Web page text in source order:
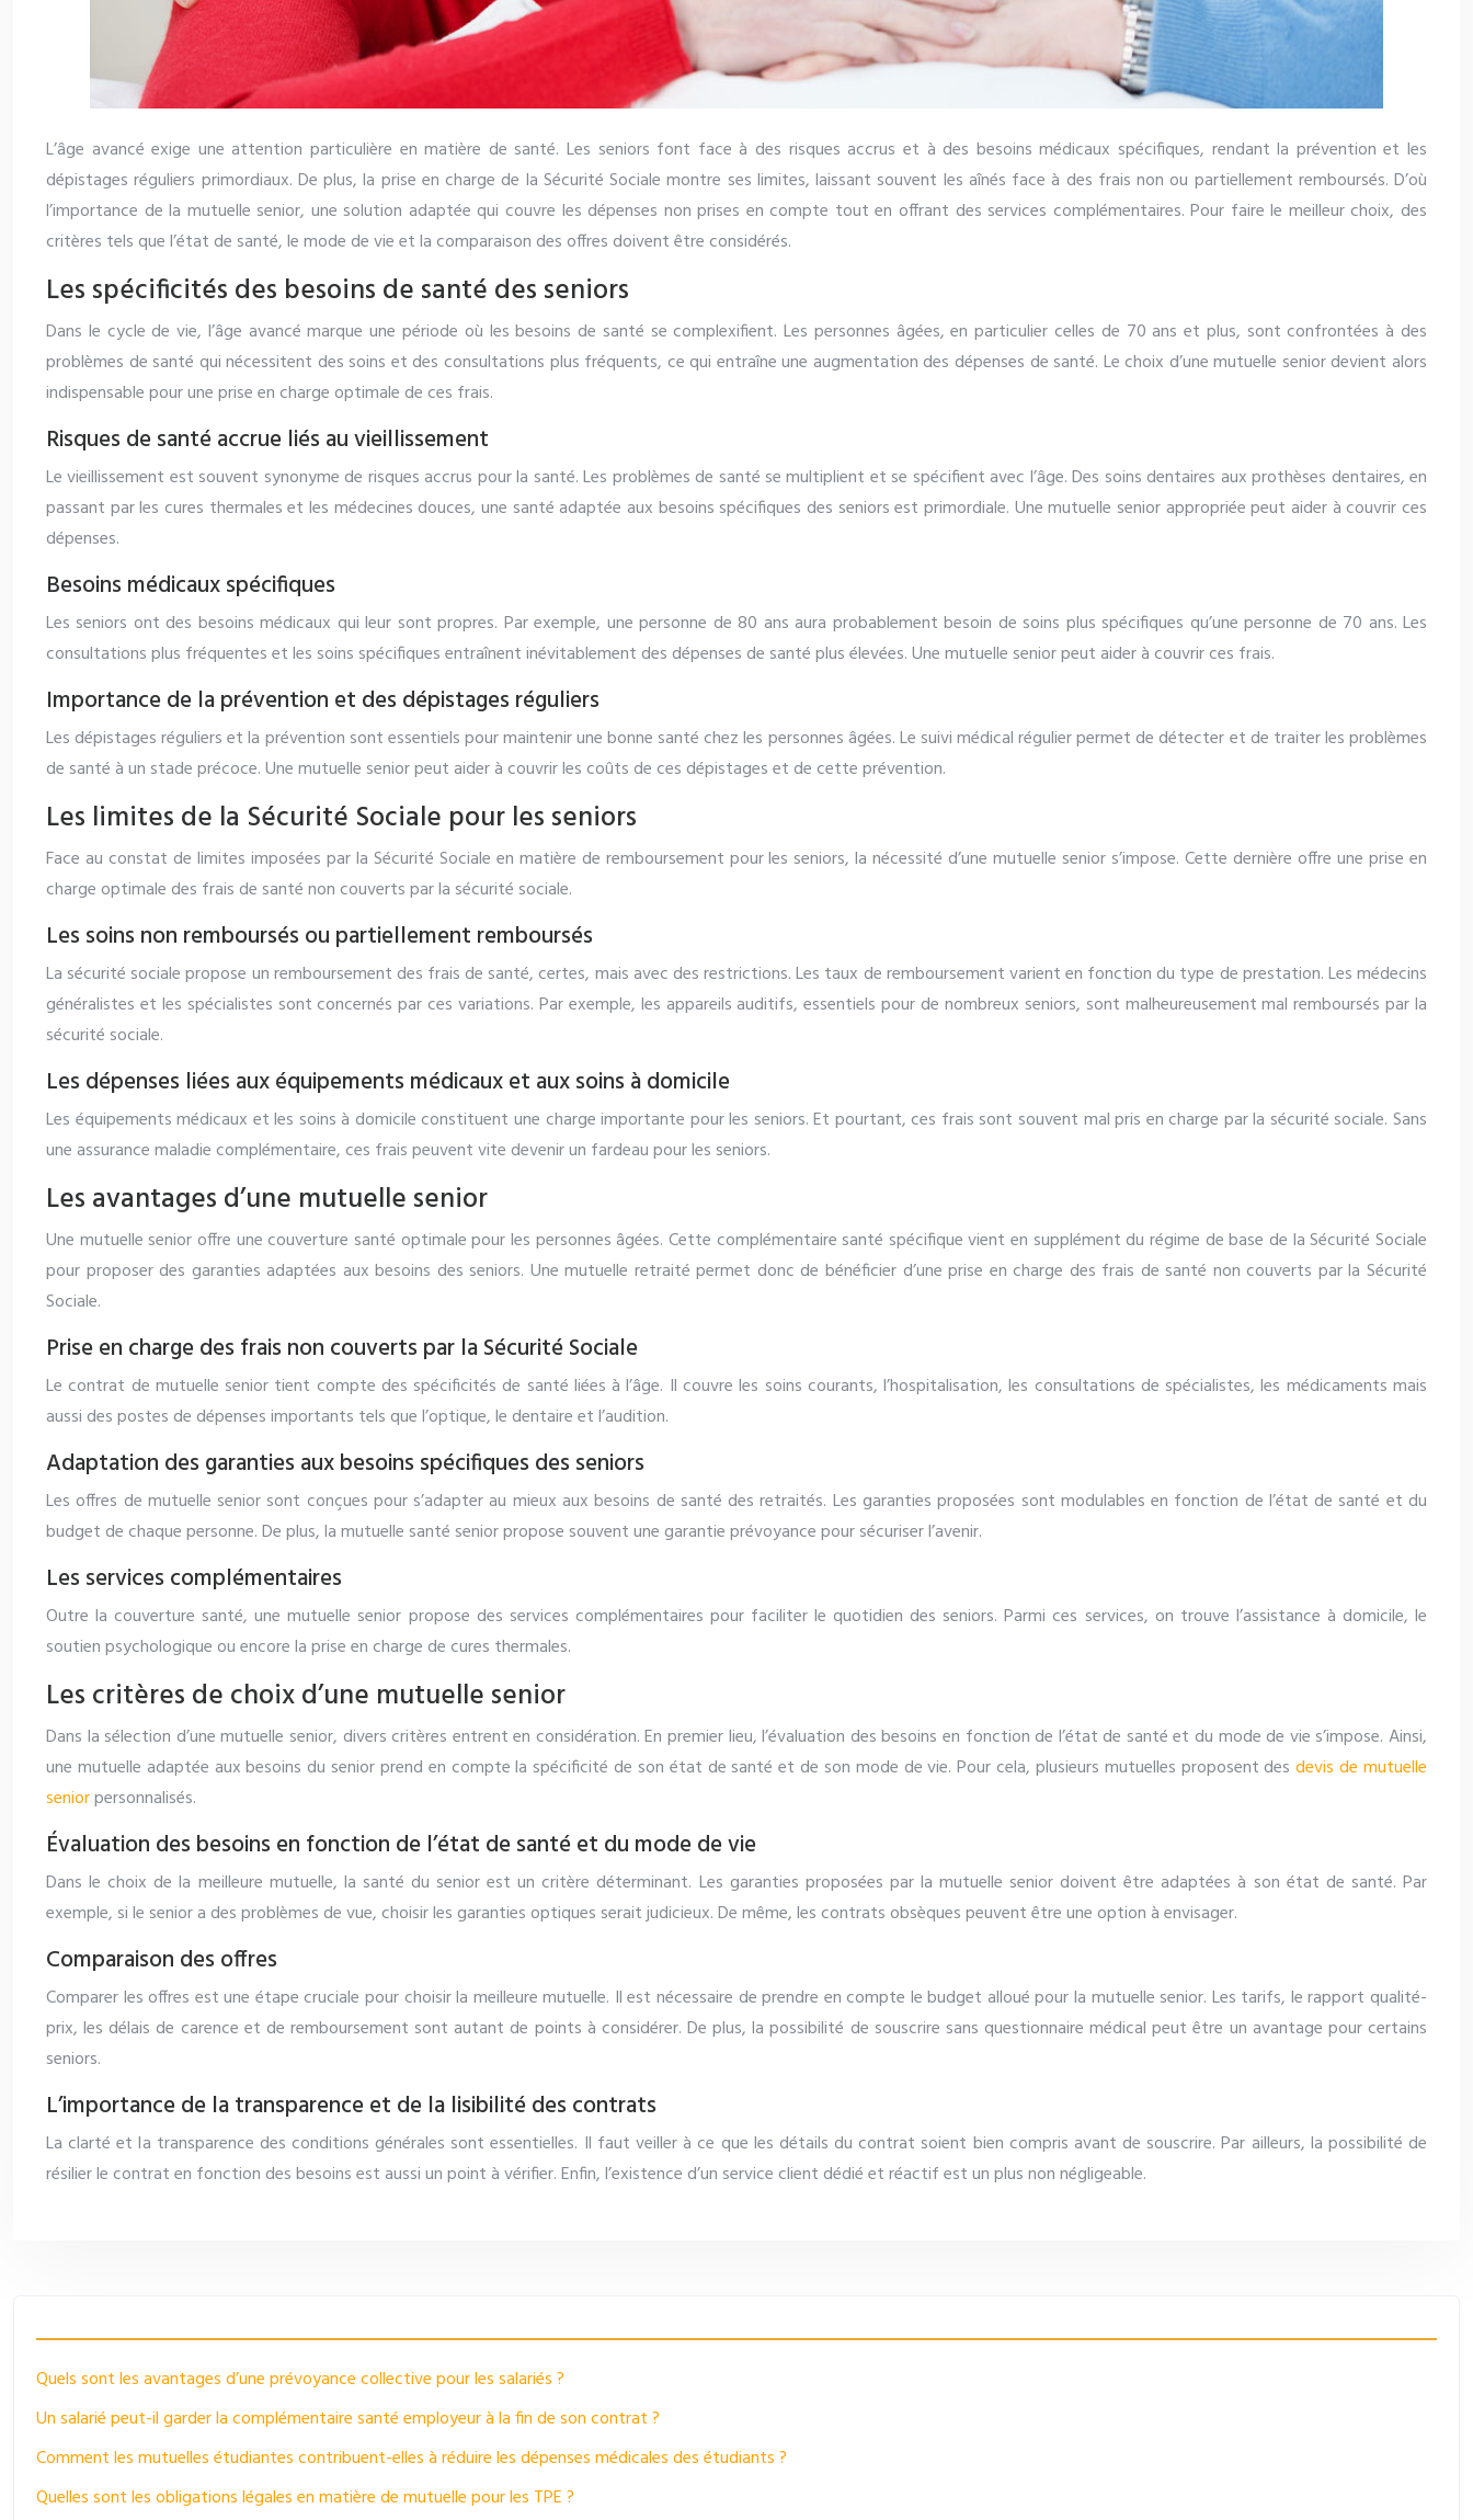
L’âge avancé exige une attention particulière en matière de santé. Les seniors font face à des risques accrus et à des besoins médicaux spécifiques, rendant la prévention et les
dépistages réguliers primordiaux. De plus, la prise en charge de la Sécurité Sociale montre ses limites, laissant souvent les aînés face à des frais non ou partiellement remboursés. D’où
l’importance de la mutuelle senior, une solution adaptée qui couvre les dépenses non prises en compte tout en offrant des services complémentaires. Pour faire le meilleur choix, des
critères tels que l’état de santé, le mode de vie et la comparaison des offres doivent être considérés.
Les spécificités des besoins de santé des seniors
Dans le cycle de vie, l’âge avancé marque une période où les besoins de santé se complexifient. Les personnes âgées, en particulier celles de 70 ans et plus, sont confrontées à des
problèmes de santé qui nécessitent des soins et des consultations plus fréquents, ce qui entraîne une augmentation des dépenses de santé. Le choix d’une mutuelle senior devient alors
indispensable pour une prise en charge optimale de ces frais.
Risques de santé accrue liés au vieillissement
Le vieillissement est souvent synonyme de risques accrus pour la santé. Les problèmes de santé se multiplient et se spécifient avec l’âge. Des soins dentaires aux prothèses dentaires, en
passant par les cures thermales et les médecines douces, une santé adaptée aux besoins spécifiques des seniors est primordiale. Une mutuelle senior appropriée peut aider à couvrir ces
dépenses.
Besoins médicaux spécifiques
Les seniors ont des besoins médicaux qui leur sont propres. Par exemple, une personne de 80 ans aura probablement besoin de soins plus spécifiques qu’une personne de 70 ans. Les
consultations plus fréquentes et les soins spécifiques entraînent inévitablement des dépenses de santé plus élevées. Une mutuelle senior peut aider à couvrir ces frais.
Importance de la prévention et des dépistages réguliers
Les dépistages réguliers et la prévention sont essentiels pour maintenir une bonne santé chez les personnes âgées. Le suivi médical régulier permet de détecter et de traiter les problèmes
de santé à un stade précoce. Une mutuelle senior peut aider à couvrir les coûts de ces dépistages et de cette prévention.
Les limites de la Sécurité Sociale pour les seniors
Face au constat de limites imposées par la Sécurité Sociale en matière de remboursement pour les seniors, la nécessité d’une mutuelle senior s’impose. Cette dernière offre une prise en
charge optimale des frais de santé non couverts par la sécurité sociale.
Les soins non remboursés ou partiellement remboursés
La sécurité sociale propose un remboursement des frais de santé, certes, mais avec des restrictions. Les taux de remboursement varient en fonction du type de prestation. Les médecins
généralistes et les spécialistes sont concernés par ces variations. Par exemple, les appareils auditifs, essentiels pour de nombreux seniors, sont malheureusement mal remboursés par la
sécurité sociale.
Les dépenses liées aux équipements médicaux et aux soins à domicile
Les équipements médicaux et les soins à domicile constituent une charge importante pour les seniors. Et pourtant, ces frais sont souvent mal pris en charge par la sécurité sociale. Sans
une assurance maladie complémentaire, ces frais peuvent vite devenir un fardeau pour les seniors.
Les avantages d’une mutuelle senior
Une mutuelle senior offre une couverture santé optimale pour les personnes âgées. Cette complémentaire santé spécifique vient en supplément du régime de base de la Sécurité Sociale
pour proposer des garanties adaptées aux besoins des seniors. Une mutuelle retraité permet donc de bénéficier d’une prise en charge des frais de santé non couverts par la Sécurité
Sociale.
Prise en charge des frais non couverts par la Sécurité Sociale
Le contrat de mutuelle senior tient compte des spécificités de santé liées à l’âge. Il couvre les soins courants, l’hospitalisation, les consultations de spécialistes, les médicaments mais
aussi des postes de dépenses importants tels que l’optique, le dentaire et l’audition.
Adaptation des garanties aux besoins spécifiques des seniors
Les offres de mutuelle senior sont conçues pour s’adapter au mieux aux besoins de santé des retraités. Les garanties proposées sont modulables en fonction de l’état de santé et du
budget de chaque personne. De plus, la mutuelle santé senior propose souvent une garantie prévoyance pour sécuriser l’avenir.
Les services complémentaires
Outre la couverture santé, une mutuelle senior propose des services complémentaires pour faciliter le quotidien des seniors. Parmi ces services, on trouve l’assistance à domicile, le
soutien psychologique ou encore la prise en charge de cures thermales.
Les critères de choix d’une mutuelle senior
Dans la sélection d’une mutuelle senior, divers critères entrent en considération. En premier lieu, l’évaluation des besoins en fonction de l’état de santé et du mode de vie s’impose. Ainsi,
une mutuelle adaptée aux besoins du senior prend en compte la spécificité de son état de santé et de son mode de vie. Pour cela, plusieurs mutuelles proposent desdevis de mutuelle
seniorpersonnalisés.
Évaluation des besoins en fonction de l’état de santé et du mode de vie
Dans le choix de la meilleure mutuelle, la santé du senior est un critère déterminant. Les garanties proposées par la mutuelle senior doivent être adaptées à son état de santé. Par
exemple, si le senior a des problèmes de vue, choisir les garanties optiques serait judicieux. De même, les contrats obsèques peuvent être une option à envisager.
Comparaison des offres
Comparer les offres est une étape cruciale pour choisir la meilleure mutuelle. Il est nécessaire de prendre en compte le budget alloué pour la mutuelle senior. Les tarifs, le rapport qualité-
prix, les délais de carence et de remboursement sont autant de points à considérer. De plus, la possibilité de souscrire sans questionnaire médical peut être un avantage pour certains
seniors.
L’importance de la transparence et de la lisibilité des contrats
La clarté et la transparence des conditions générales sont essentielles. Il faut veiller à ce que les détails du contrat soient bien compris avant de souscrire. Par ailleurs, la possibilité de
résilier le contrat en fonction des besoins est aussi un point à vérifier. Enfin, l’existence d’un service client dédié et réactif est un plus non négligeable.
Quels sont les avantages d’une prévoyance collective pour les salariés ?
Un salarié peut-il garder la complémentaire santé employeur à la fin de son contrat ?
Comment les mutuelles étudiantes contribuent-elles à réduire les dépenses médicales des étudiants ?
Quelles sont les obligations légales en matière de mutuelle pour les TPE ?